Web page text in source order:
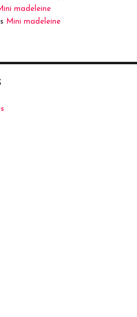
madeleine
Mini madeleine